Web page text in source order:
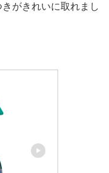
がきれいに取れまし